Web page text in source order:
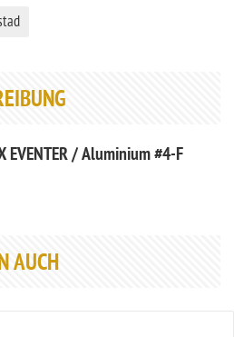
EVENTER / Aluminium #4-F
AUCH